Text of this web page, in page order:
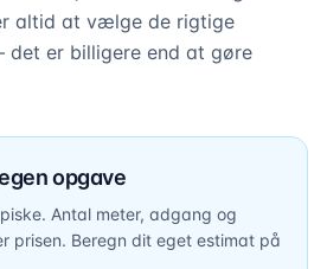
altid at vælge de rigtige
det er billigere end at gøre
opgave
Antal meter, adgang og
prisen. Beregn dit eget estimat på